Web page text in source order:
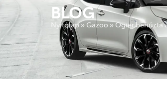
BLOG
Nyitólap» Gazoo»Ogier behúzta